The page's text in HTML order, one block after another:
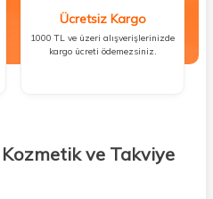
Ücretsiz Kargo
1000 TL ve üzeri alışverişlerinizde
kargo ücreti ödemezsiniz.
ve Takviye